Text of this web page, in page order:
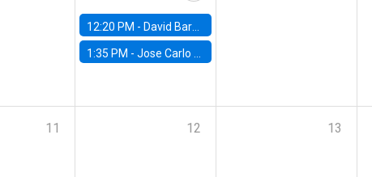
12:20 PM - David Bardey, Universidad de los Andes - CEDE
1:35 PM -Jose Carlo Bermudez, UC (ME) & World Bank
11 12 13